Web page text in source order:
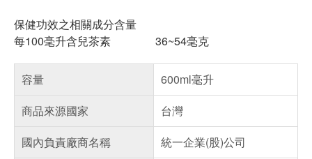
保健功效之相關成分含量
每100毫升含兒茶素 36~54毫克
容量
600ml毫升
商品來源國家
台灣
國內負責廠商名稱
統一企業(股)公司